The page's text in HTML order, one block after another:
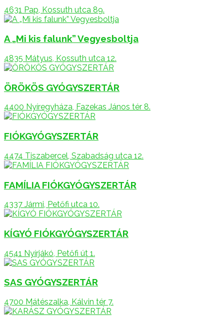
4631 Pap, Kossuth utca 89.
A „Mi kis falunk” Vegyesboltja
4835 Mátyus, Kossuth utca 12.
ÖRÖKÖS GYÓGYSZERTÁR
4400 Nyíregyháza, Fazekas János tér 8.
FIÓKGYÓGYSZERTÁR
4474 Tiszabercel, Szabadság utca 12.
FAMÍLIA FIÓKGYÓGYSZERTÁR
4337 Jármi, Petőfi utca 10.
KÍGYÓ FIÓKGYÓGYSZERTÁR
4541 Nyírjákó, Petőfi út 1.
SAS GYÓGYSZERTÁR
4700 Mátészalka, Kálvin tér 7.